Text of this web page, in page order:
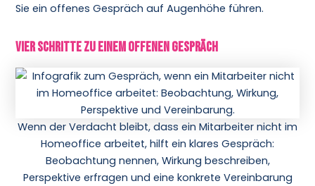
Sie ein offenes Gespräch auf Augenhöhe führen.
Vier Schritte zu einem offenen Gespräch
Wenn der Verdacht bleibt, dass ein Mitarbeiter nicht im
Homeoffice arbeitet, hilft ein klares Gespräch:
Beobachtung nennen, Wirkung beschreiben,
Perspektive erfragen und eine konkrete Vereinbarung